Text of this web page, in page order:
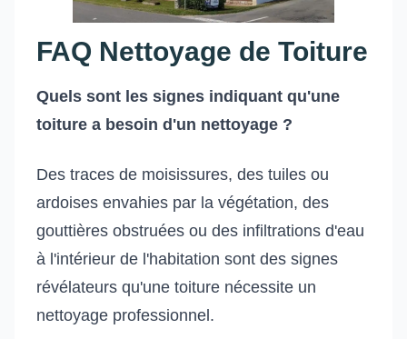
FAQ Nettoyage de Toiture
Quels sont les signes indiquant qu'une
toiture a besoin d'un nettoyage ?
Des traces de moisissures, des tuiles ou
ardoises envahies par la végétation, des
gouttières obstruées ou des infiltrations d'eau
à l'intérieur de l'habitation sont des signes
révélateurs qu'une toiture nécessite un
nettoyage professionnel.